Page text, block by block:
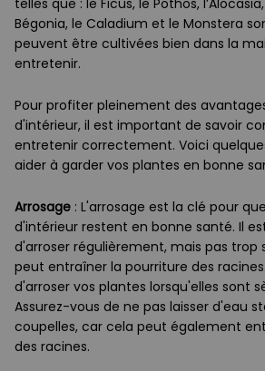
Bégonia, le Caladium et le Monstera
peuvent être cultivées bien dans la
entretenir.
Pour profiter pleinement des
d'intérieur, il est important de savoir
entretenir correctement. Voici
aider à garder vos plantes en bonne
Arrosage : L'arrosage est la clé pour
d'intérieur restent en bonne santé. Il
d'arroser régulièrement, mais pas trop
peut entraîner la pourriture des
d'arroser vos plantes lorsqu'elles sont
Assurez-vous de ne pas laisser d'eau
coupelles, car cela peut également
des racines.